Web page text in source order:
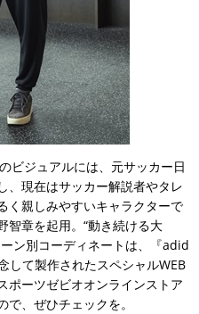
ビジュアルには、元サッカー日
、現在はサッカー解説者やタレ
く親しみやすいキャラクターで
智章を起用。“動き続ける大
ン別コーディネートは、『adid
して製作されたスペシャルWEB
ポーツゼビオオンラインストア
、ぜひチェックを。